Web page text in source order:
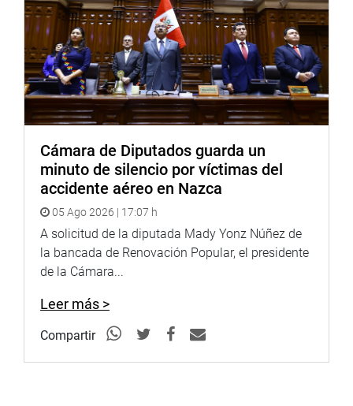
Cámara de Diputados guarda un
minuto de silencio por víctimas del
accidente aéreo en Nazca
05 Ago 2026 | 17:07 h
A solicitud de la diputada Mady Yonz Núñez de
la bancada de Renovación Popular, el presidente
de la Cámara...
Leer más >
Compartir